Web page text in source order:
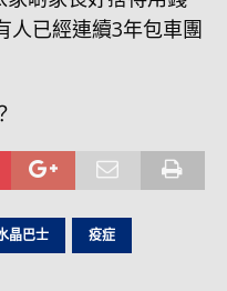
人已經連續3年包車團
晶巴士 疫症